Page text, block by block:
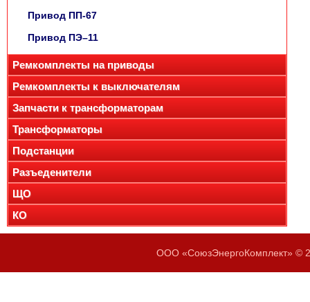
Привод ПП-67
Привод ПЭ–11
Ремкомплекты на приводы
Ремкомплекты к выключателям
Запчасти к трансформаторам
Трансформаторы
Подстанции
Разъеденители
ЩО
КО
ООО «СоюзЭнергоКомплект» ©